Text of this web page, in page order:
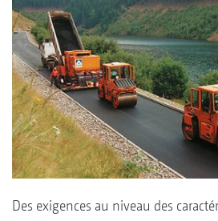
Des exigences au niveau des